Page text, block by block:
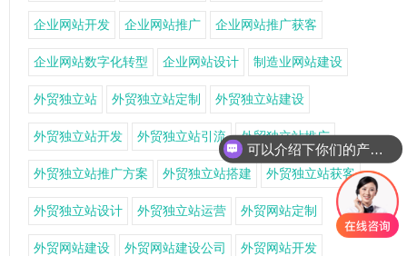
企业网站开发 企业网站推广 企业网站推广获客
企业网站数字化转型 企业网站设计 制造业网站建设
外贸独立站 外贸独立站定制 外贸独立站建设
外贸独立站开发 外贸独立站引流 外贸独立站推广
外贸独立站推广方案 外贸独立站搭建 外贸独立站获客
外贸独立站设计 外贸独立站运营 外贸网站定制
外贸网站建设 外贸网站建设公司 外贸网站开发
可以介绍下你们的产品么